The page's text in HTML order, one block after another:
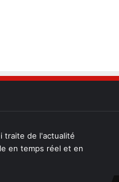
traite de l'actualité
en temps réel et en